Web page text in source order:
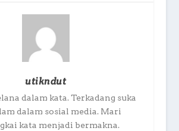
utikndut
dalam kata. Terkadang suka
dalam sosial media. Mari
kata menjadi bermakna.